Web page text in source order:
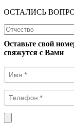
ОСТАЛИСЬ
Оставьте свой
свяжутся с Вами